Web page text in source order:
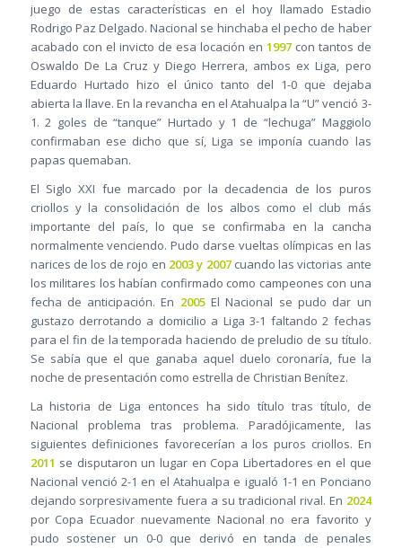
juego de estas características en el hoy llamado Estadio
Rodrigo Paz Delgado. Nacional se hinchaba el pecho de haber
acabado con el invicto de esa locación en 1997con tantos de
Oswaldo De La Cruz y Diego Herrera, ambos ex Liga, pero
Eduardo Hurtado hizo el único tanto del 1-0 que dejaba
abierta la llave. En la revancha en el Atahualpa la “U” venció 3-
1. 2 goles de “tanque” Hurtado y 1 de “lechuga” Maggiolo
confirmaban ese dicho que sí, Liga se imponía cuando las
papas quemaban.
El Siglo XXI fue marcado por la decadencia de los puros
criollos y la consolidación de los albos como el club más
importante del país, lo que se confirmaba en la cancha
normalmente venciendo. Pudo darse vueltas olímpicas en las
narices de los de rojo en 2003 y 2007cuando las victorias ante
los militares los habían confirmado como campeones con una
fecha de anticipación. En 2005El Nacional se pudo dar un
gustazo derrotando a domicilio a Liga 3-1 faltando 2 fechas
para el fin de la temporada haciendo de preludio de su título.
Se sabía que el que ganaba aquel duelo coronaría, fue la
noche de presentación como estrella de Christian Benítez.
La historia de Liga entonces ha sido título tras título, de
Nacional problema tras problema. Paradójicamente, las
siguientes definiciones favorecerían a los puros criollos. En
2011 se disputaron un lugar en Copa Libertadores en el que
Nacional venció 2-1 en el Atahualpa e igualó 1-1 en Ponciano
dejando sorpresivamente fuera a su tradicional rival. En 2024
por Copa Ecuador nuevamente Nacional no era favorito y
pudo sostener un 0-0 que derivó en tanda de penales